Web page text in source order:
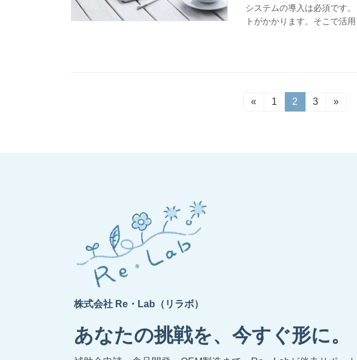
システムの導入は必須です
トがかかります。そこで活
送
り
«
固
1
固
定
2
固
3 »
株式会社 Re・Lab（リラボ）
あなたの挑戦を、今すぐ形に。